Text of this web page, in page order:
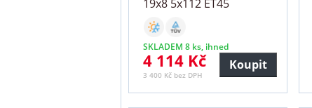
19x8 5x112 ET45
SKLADEM 8 ks, ihned
4 114 Kč
3 400 Kč bez DPH
Koupit